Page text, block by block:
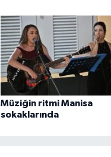
Müziğin ritmi Manisa
sokaklarında